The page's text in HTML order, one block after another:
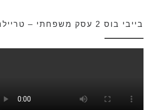
בייבי בוס 2 עסק משפחתי – טריילר רשמי מדובב